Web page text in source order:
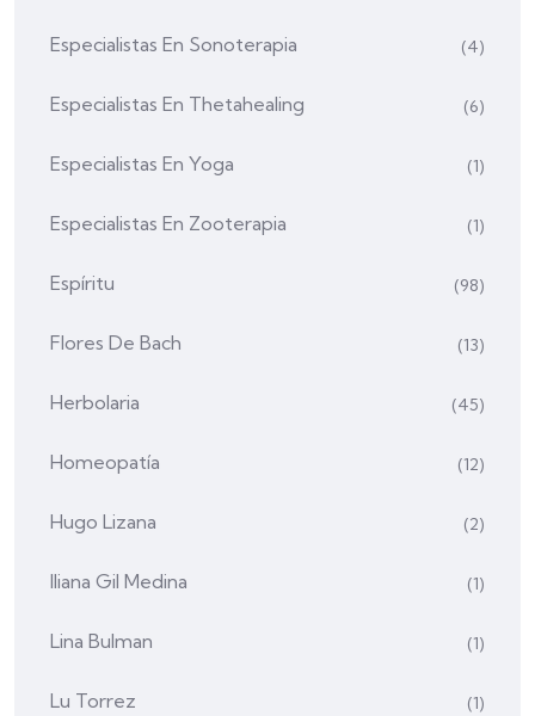
Especialistas En Sonoterapia (4)
Especialistas En Thetahealing (6)
Especialistas En Yoga (1)
Especialistas En Zooterapia (1)
Espíritu (98)
Flores De Bach (13)
Herbolaria (45)
Homeopatía (12)
Hugo Lizana (2)
Iliana Gil Medina (1)
Lina Bulman (1)
Lu Torrez (1)